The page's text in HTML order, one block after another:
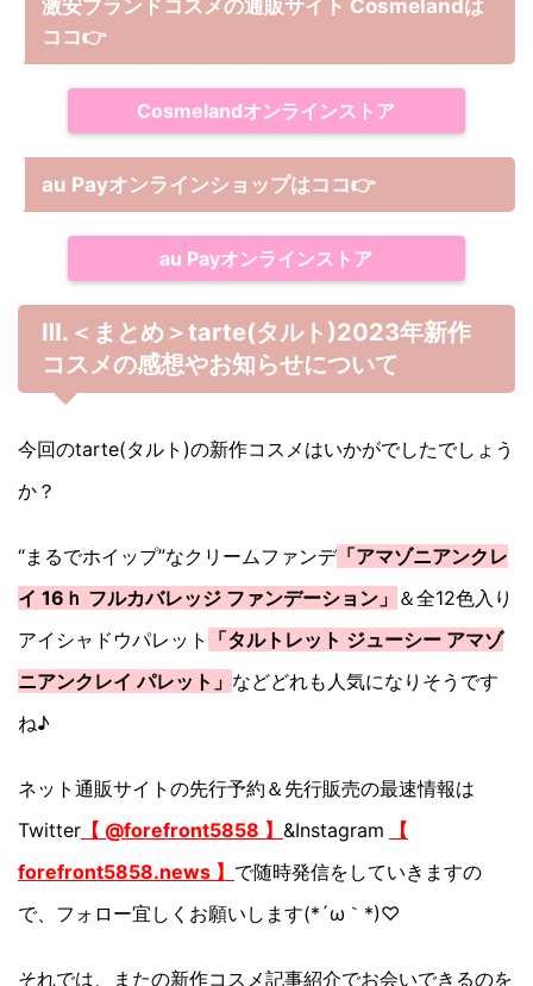
激安ブランドコスメの通販サイト Cosmelandは
ココ👉
Cosmelandオンラインストア
au Payオンラインショップはココ👉
au Payオンラインストア
Ⅲ.＜まとめ＞tarte(タルト)2023年新作
コスメの感想やお知らせについて
今回のtarte(タルト)の新作コスメはいかがでしたでしょう
か？
“まるでホイップ”なクリームファンデ 「アマゾニアンクレ
イ 16ｈ フルカバレッジ ファンデーション」 ＆全12色入り
アイシャドウパレット
「タルトレット ジューシー アマゾ
ニアンクレイ パレット」 などどれも人気になりそうです
ね♪
ネット通販サイトの先行予約＆先行販売の最速情報は
Twitter 【 @forefront5858 】 &Instagram
【
forefront5858.news 】 で随時発信をしていきますの
で、フォロー宜しくお願いします(*´ω｀*)♡
それでは、またの新作コスメ記事紹介でお会いできるのを